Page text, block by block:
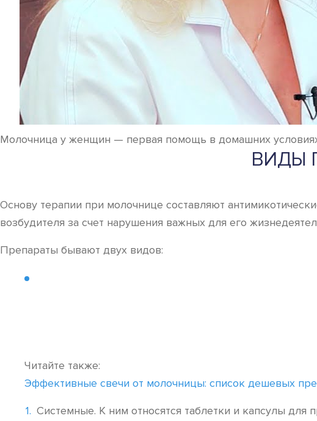
Молочница у женщин — первая помощь в домашних
ВИДЫ
Основу терапии при молочнице составляют
возбудителя за счет нарушения важных для его
Препараты бывают двух видов:
Читайте также:
Эффективные свечи от молочницы: список дешевых
Системные. К ним относятся таблетки и капсулы